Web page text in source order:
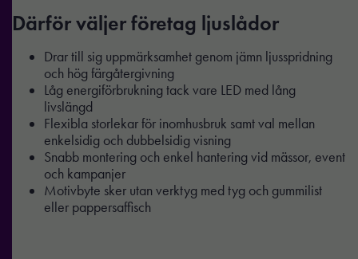
Därför väljer företag ljuslådor
Drar till sig uppmärksamhet genom jämn ljusspridning
och hög färgåtergivning
Låg energiförbrukning tack vare LED med lång
livslängd
Flexibla storlekar för inomhusbruk samt val mellan
enkelsidig och dubbelsidig visning
Snabb montering och enkel hantering vid mässor, event
och kampanjer
Motivbyte sker utan verktyg med tyg och gummilist
eller pappersaffisch